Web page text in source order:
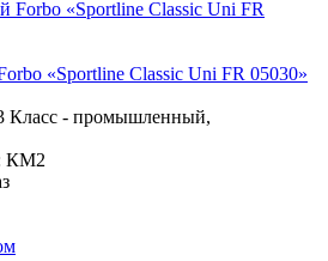
«Sportline Classic Uni FR 05030»
Класс - промышленный,
КМ2